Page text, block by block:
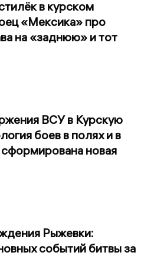
в курском
«Мексика» про
на «заднюю» и тот
ВСУ в Курскую
боев в полях и в
новая
Рыжевки:
событий битвы за